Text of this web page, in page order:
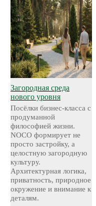
Загородная среда
нового уровня
Посёлки бизнес-класса с
продуманной
философией жизни.
NOCO формирует не
просто застройку, а
целостную загородную
культуру.
Архитектурная логика,
приватность, природное
окружение и внимание к
деталям.